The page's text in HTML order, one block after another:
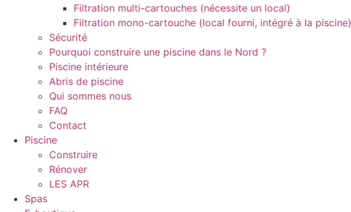
Filtration multi-cartouches (nécessite un local)
Filtration mono-cartouche (local fourni, intégré à la piscine)
Sécurité
Pourquoi construire une piscine dans le Nord ?
Piscine intérieure
Abris de piscine
Qui sommes nous
FAQ
Contact
Piscine
Construire
Rénover
LES APR
Spas